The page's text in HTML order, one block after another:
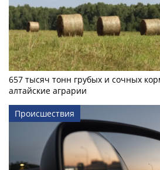
657 тысяч тонн грубых и сочных
алтайские аграрии
Происшествия